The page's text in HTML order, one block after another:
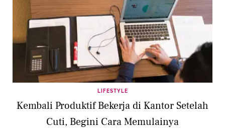
LIFESTYLE
Kembali Produktif Bekerja di Kantor Setelah
Cuti, Begini Cara Memulainya